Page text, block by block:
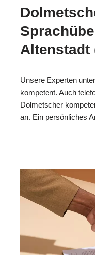
Altenstadt
Unsere Experten
kompetent. Auch
Dolmetscher
an. Ein persönliches